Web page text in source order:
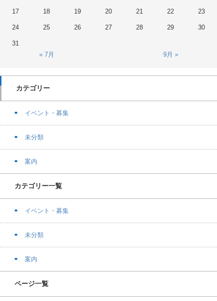
17 18 19 20 21 22 23
24 25 26 27 28 29 30
31
« 7月
9月 »
カテゴリー
イベント・募集
未分類
案内
カテゴリー一覧
イベント・募集
未分類
案内
ページ一覧